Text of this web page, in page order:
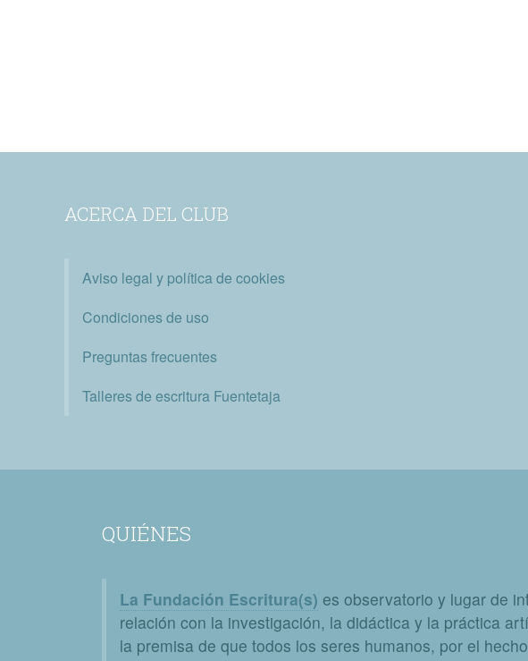
ACERCA DEL CLUB
Aviso legal y política de cookies
Condiciones de uso
Preguntas frecuentes
Talleres de escritura Fuentetaja
QUIÉNES
La Fundación Escritura(s) es observatorio y lugar de
relación con la investigación, la didáctica y la práctica
la premisa de que todos los seres humanos, por el